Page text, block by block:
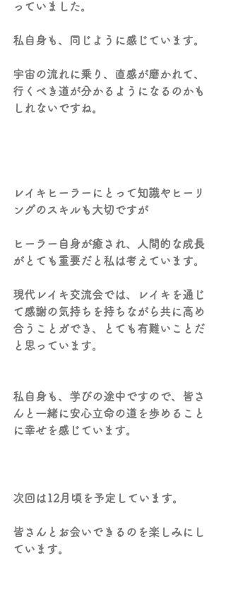
っていました。
私自身も、同じように感じています。
宇宙の流れに乗り、直感が磨かれて、
行くべき道が分かるようになるのかも
しれないですね。
レイキヒーラーにとって知識やヒーリ
ングのスキルも大切ですが
ヒーラー自身が癒され、人間的な成長
がとても重要だと私は考えています。
現代レイキ交流会では、レイキを通じ
て感謝の気持ちを持ちながら共に高め
合うことガでき、とても有難いことだ
と思っています。
私自身も、学びの途中ですので、皆さ
んと一緒に安心立命の道を歩めること
に幸せを感じています。
次回は12月頃を予定しています。
皆さんとお会いできるのを楽しみにし
ています。